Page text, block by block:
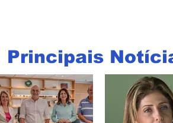
Principais